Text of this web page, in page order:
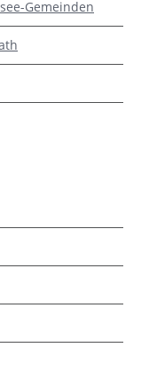
Gemeinden